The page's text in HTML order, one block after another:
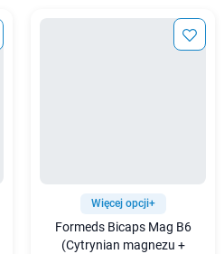
Więcej opcji+
Formeds Bicaps Mag B6
(Cytrynian magnezu +